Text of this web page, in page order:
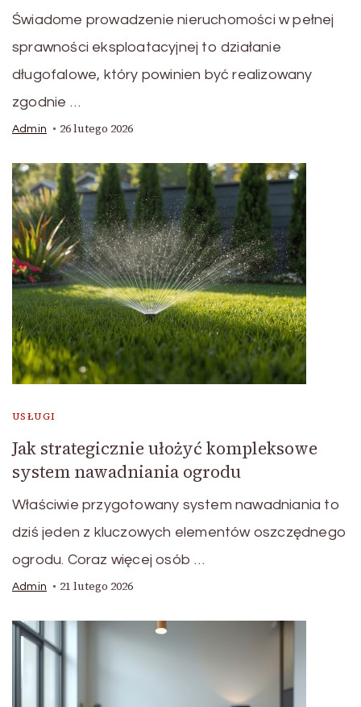
Świadome prowadzenie nieruchomości w pełnej
sprawności eksploatacyjnej to działanie
długofalowe, który powinien być realizowany
zgodnie …
Admin 26 lutego 2026
USŁUGI
Jak strategicznie ułożyć kompleksowe
system nawadniania ogrodu
Właściwie przygotowany system nawadniania to
dziś jeden z kluczowych elementów oszczędnego
ogrodu. Coraz więcej osób …
Admin 21 lutego 2026